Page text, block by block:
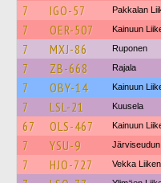
7 IGO-57 Pakkalan
7 OER-507 Kainuun
7 MXJ-86 Ruponen
7 ZB-668 Rajala
7 OBY-14 Kainuun
7 LSL-21 Kuusela
67 OLS-467 Kainuun
7 YSU-9 Järviseudun
7 HJO-727 Vekka